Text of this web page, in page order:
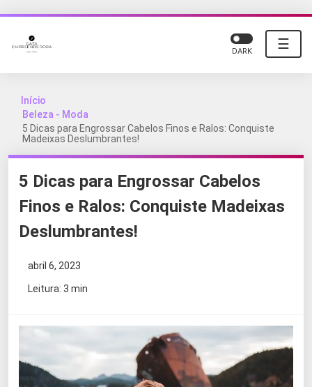
☰
DARK
Início
Beleza - Moda
5 Dicas para Engrossar Cabelos Finos e Ralos: Conquiste
Madeixas Deslumbrantes!
5 Dicas para Engrossar Cabelos
Finos e Ralos: Conquiste Madeixas
Deslumbrantes!
abril 6, 2023
Leitura: 3 min